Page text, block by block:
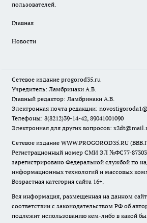
пользователей.
Главная
Новости
Сетевое издание progorod35.ru
Учредитель: Ламбринаки А.В.
Главный редактор: Ламбринаки А.В.
Электронная почта редакции:
Телефоны: 8(8212)39-14-42, 89041001090
Электронная для других вопросов:
Сетевое издание WWW.PROGOROD35.RU
Регистрационный номер СМИ ЭЛ №ФС77-87303
зарегистрировано Федеральной службой по
информационных технологий и массовых
Возрастная категория сайта 16+.
Вся информация, размещенная на данном
соответствии с законодательством РФ об
подлежит использованию кем-либо в какой